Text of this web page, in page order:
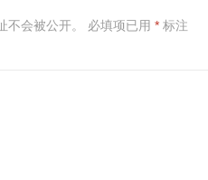
不会被公开。 必填项已用 * 标注